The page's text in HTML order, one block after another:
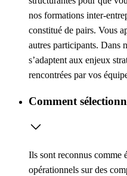
nos formations inter-
constitué de pairs. Vous
autres participants. Dans
s’adaptent aux enjeux
rencontrées par vos
Comment
Ils sont reconnus comme
opérationnels sur des